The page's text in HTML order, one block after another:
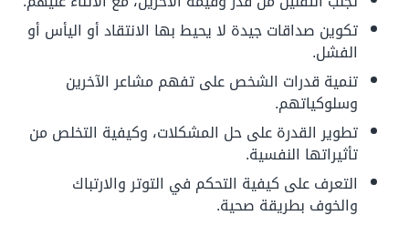
تكوين صداقات جيدة لا يحيط بها الانتقاد أو اليأس أو
الفشل.
تنمية قدرات الشخص على تفهم مشاعر الآخرين
وسلوكياتهم.
تطوير القدرة على حل المشكلات، وكيفية التخلص من
تأثيراتها النفسية.
التعرف على كيفية التحكم في التوتر والارتباك
والخوف بطريقة صحية.